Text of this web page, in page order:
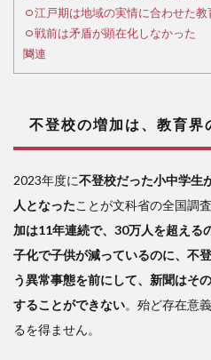
は、
教育
界の
構造
が原
江
戸期
は地
域の
実情
に合
わせ
育が
江戸期は地域の実情に合わせた教
戦前は矛盾が顕在化しなかった
関連
不登校の増加は、教育界
2023年度に不登校だった小中学生
人となったことが文科省の全国調
加は11年連続で、30万人を超える
子化で子供が減っているのに、不
う異常事態を前にして、新聞はそ
することができない。殆ど存在意
るを得ません。